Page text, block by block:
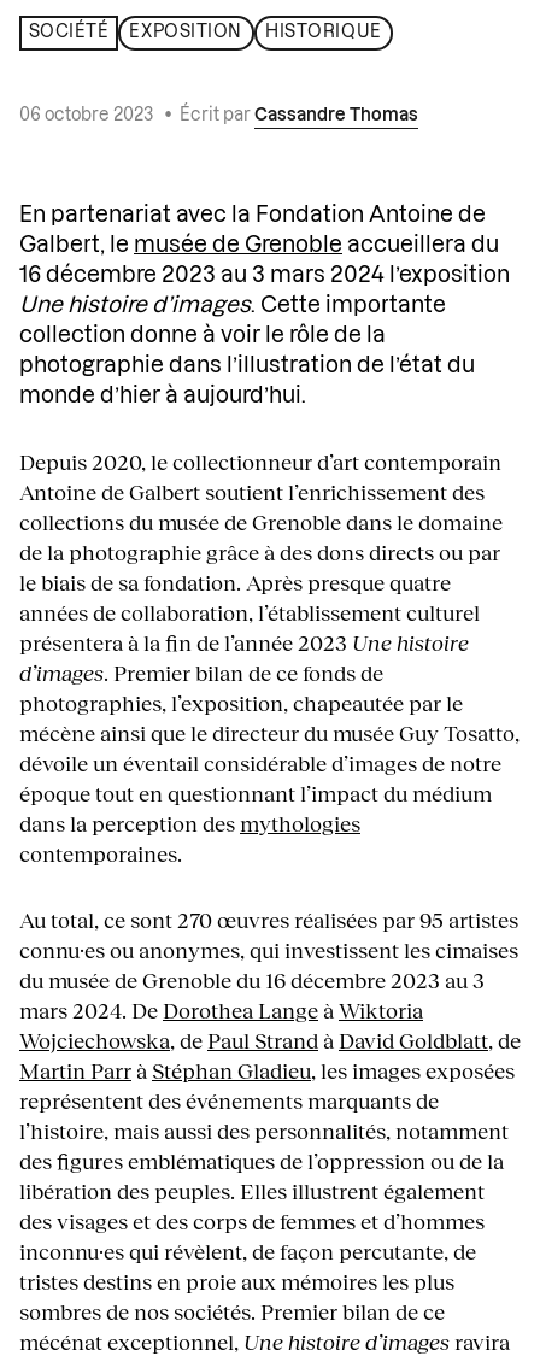
SOCIÉTÉ EXPOSITION HISTORIQUE
06 octobre 2023 • Écrit par Cassandre Thomas
En partenariat avec la Fondation Antoine de
Galbert, le musée de Grenoble accueillera du
16 décembre 2023 au 3 mars 2024 l’exposition
Une histoire d’images. Cette importante
collection donne à voir le rôle de la
photographie dans l’illustration de l’état du
monde d’hier à aujourd’hui.
Depuis 2020, le collectionneur d’art contemporain
Antoine de Galbert soutient l’enrichissement des
collections du musée de Grenoble dans le domaine
de la photographie grâce à des dons directs ou par
le biais de sa fondation. Après presque quatre
années de collaboration, l’établissement culturel
présentera à la fin de l’année 2023 Une histoire
d’images. Premier bilan de ce fonds de
photographies, l’exposition, chapeautée par le
mécène ainsi que le directeur du musée Guy Tosatto,
dévoile un éventail considérable d’images de notre
époque tout en questionnant l’impact du médium
dans la perception desmythologies
contemporaines.
Au total, ce sont 270 œuvres réalisées par 95 artistes
connu·es ou anonymes, qui investissent les cimaises
du musée de Grenoble du 16 décembre 2023 au 3
mars 2024. De Dorothea Lange à Wiktoria
Wojciechowska, de Paul Strand à David Goldblatt, de
Martin Parr à Stéphan Gladieu, les images exposées
représentent des événements marquants de
l’histoire, mais aussi des personnalités, notamment
des figures emblématiques de l’oppression ou de la
libération des peuples. Elles illustrent également
des visages et des corps de femmes et d’hommes
inconnu·es qui révèlent, de façon percutante, de
tristes destins en proie aux mémoires les plus
sombres de nos sociétés. Premier bilan de ce
mécénat exceptionnel, Une histoire d’imagesravira